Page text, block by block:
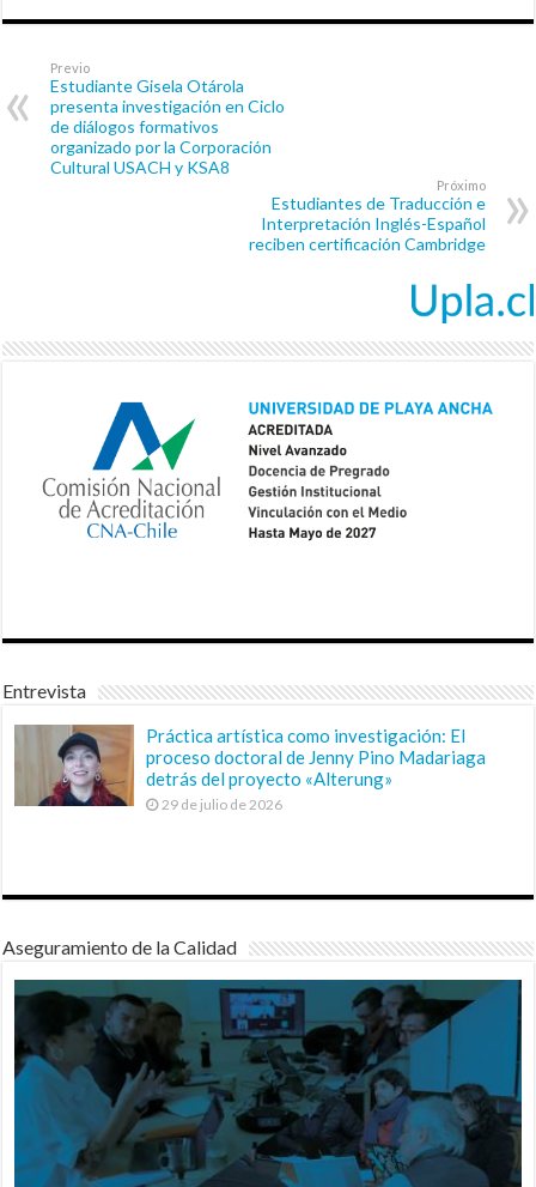
Previo
Estudiante Gisela Otárola
presenta investigación en Ciclo
de diálogos formativos
organizado por la Corporación
Cultural USACH y KSA8
Próximo
Estudiantes de Traducción e
Interpretación Inglés-Español
reciben certificación Cambridge
Entrevista
Práctica artística como investigación: El
proceso doctoral de Jenny Pino Madariaga
detrás del proyecto «Alterung»
29 de julio de 2026
Aseguramiento de la Calidad